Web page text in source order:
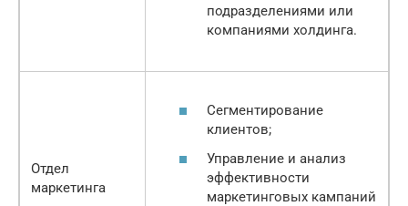
подразделениями или
компаниями холдинга.
Отдел
маркетинга
Сегментирование
клиентов;
Управление и анализ
эффективности
маркетинговых кампаний